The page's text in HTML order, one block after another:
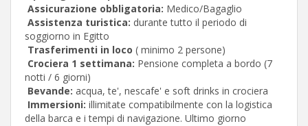
Assicurazione obbligatoria: Medico/Bagaglio
Assistenza turistica: durante tutto il periodo di
soggiorno in Egitto
Trasferimenti in loco ( minimo 2 persone)
Crociera 1 settimana: Pensione completa a bordo (7
notti / 6 giorni)
Bevande: acqua, te', nescafe' e soft drinks in crociera
Immersioni: illimitate compatibilmente con la logistica
della barca e i tempi di navigazione. Ultimo giorno